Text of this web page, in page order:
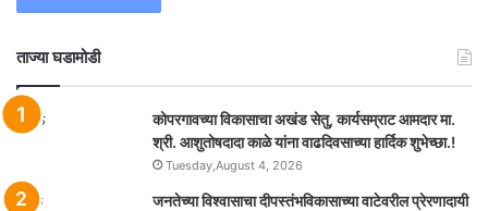
ताज्या घडामोडी
कोपरगावच्या विकासाचा अखंड सेतु, कार्यसम्राट आमदार मा.
श्री. आशुतोषदादा काळे यांना वाढदिवसाच्या हार्दिक शुभेच्छा.!
Tuesday,August 4, 2026
जनतेच्या विश्वासाचा दीपस्तंभविकासाच्या वाटेवरील प्रेरणादायी